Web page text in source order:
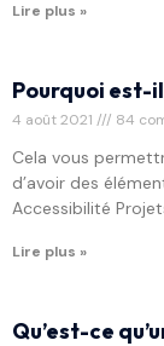
Lire plus »
Pourquoi est-
4 août 2021 84
Cela vous
d’avoir des
Accessibilité
Lire plus »
Qu’est-ce